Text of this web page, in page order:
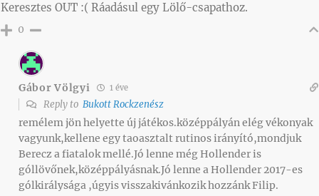
Keresztes OUT :( Ráadásul egy Lölő-csapathoz.
0
Gábor Völgyi 1 éve
Reply to Bukott Rockzenész
remélem jön helyette új játékos.középpályán elég vékonyak
vagyunk,kellene egy taoasztalt rutinos irányító,mondjuk
Berecz a fiatalok mellé.Jó lenne még Hollender is
góllövőnek,középpályásnak.Jó lenne a Hollender 2017-es
gólkirálysága ,úgyis visszakivánkozik hozzánk Filip.